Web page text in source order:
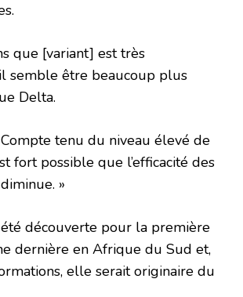
que [variant] est très
semble être beaucoup plus
Delta.
tenu du niveau élevé de
fort possible que l’efficacité des
»
été découverte pour la première
dernière en Afrique du Sud et,
elle serait originaire du